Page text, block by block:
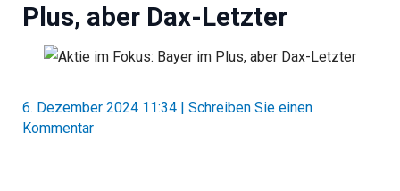
Plus, aber Dax-Letzter
6. Dezember 2024 11:34 | Schreiben Sie einen
Kommentar